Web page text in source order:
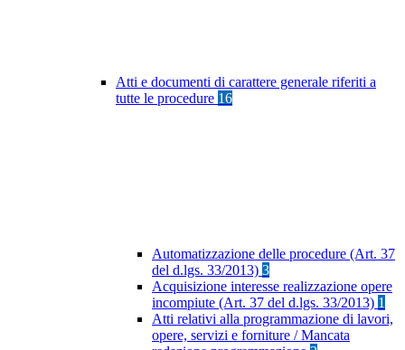
Atti e documenti di carattere generale riferiti a
tutte le procedure 16
Automatizzazione delle procedure (Art. 37
del d.lgs. 33/2013) 3
Acquisizione interesse realizzazione opere
incompiute (Art. 37 del d.lgs. 33/2013) 1
Atti relativi alla programmazione di lavori,
opere, servizi e forniture / Mancata